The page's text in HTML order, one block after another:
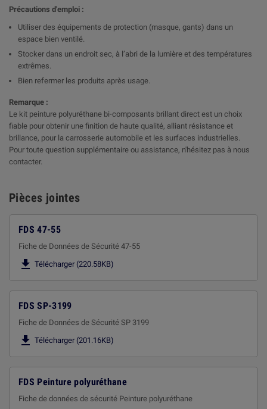
Précautions d'emploi :
Utiliser des équipements de protection (masque, gants) dans un
espace bien ventilé.
Stocker dans un endroit sec, à l’abri de la lumière et des températures
extrêmes.
Bien refermer les produits après usage.
Remarque :
Le kit peinture polyuréthane bi-composants brillant direct est un choix
fiable pour obtenir une finition de haute qualité, alliant résistance et
brillance, pour la carrosserie automobile et les surfaces industrielles.
Pour toute question supplémentaire ou assistance, n'hésitez pas à nous
contacter.
Pièces jointes
FDS 47-55
Fiche de Données de Sécurité 47-55
 Télécharger (220.58KB)
FDS SP-3199
Fiche de Données de Sécurité SP 3199
 Télécharger (201.16KB)
FDS Peinture polyuréthane
Fiche de données de sécurité Peinture polyuréthane